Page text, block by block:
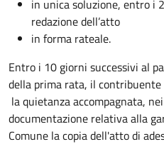
in unica soluzione, entro i
redazione dell’atto
in forma rateale.
Entro i 10 giorni successivi al
della prima rata, il
la quietanza accompagnata,
documentazione relativa alla
Comune la copia dell'atto di